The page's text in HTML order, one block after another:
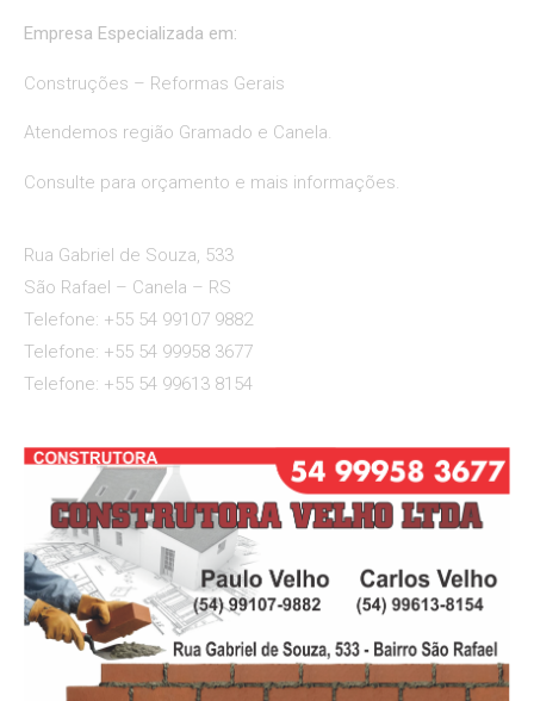
Empresa Especializada em:
Construções – Reformas Gerais
Atendemos região Gramado e Canela.
Consulte para orçamento e mais informações.
Rua Gabriel de Souza, 533
São Rafael – Canela – RS
Telefone: +55 54 99107 9882
Telefone: +55 54 99958 3677
Telefone: +55 54 99613 8154